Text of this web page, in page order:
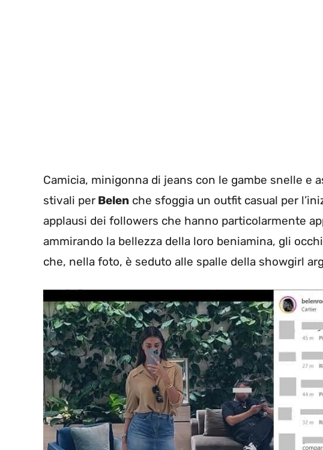
Camicia, minigonna di jeans con le gambe snelle e
stivali per Belen che sfoggia un outfit casual per
applausi dei followers che hanno particolarmente
ammirando la bellezza della loro beniamina, gli
che, nella foto, è seduto alle spalle della showgirl